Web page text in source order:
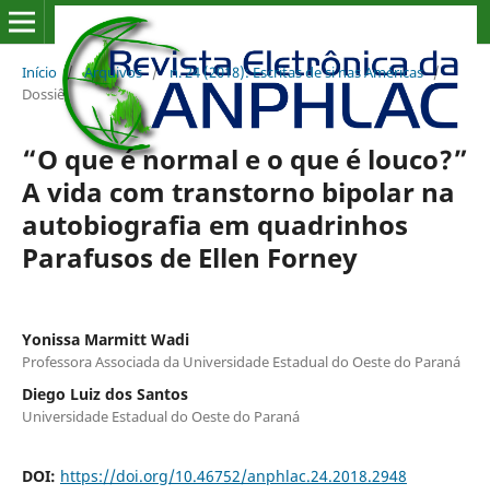
Início / Arquivos / n. 24 (2018): Escritas de si nas Américas /
Dossiê
“O que é normal e o que é louco?”
A vida com transtorno bipolar na
autobiografia em quadrinhos
Parafusos de Ellen Forney
Yonissa Marmitt Wadi
Professora Associada da Universidade Estadual do Oeste do Paraná
Diego Luiz dos Santos
Universidade Estadual do Oeste do Paraná
DOI: https://doi.org/10.46752/anphlac.24.2018.2948